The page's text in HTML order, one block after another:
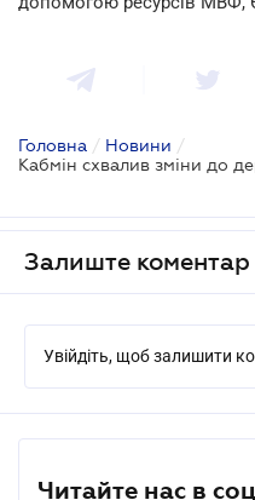
Головна / Новини /
Кабмін схвалив зміни до
Залиште коментар
Увійдіть, щоб залишити
Читайте нас в